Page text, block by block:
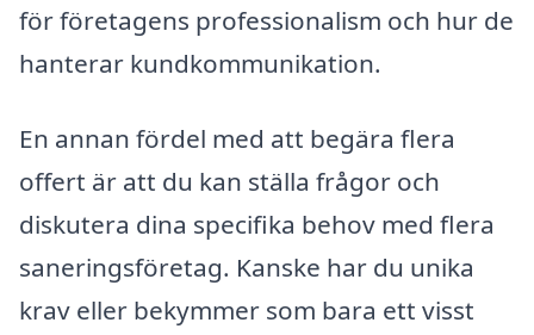
för företagens professionalism och hur de
hanterar kundkommunikation.
En annan fördel med att begära flera
offert är att du kan ställa frågor och
diskutera dina specifika behov med flera
saneringsföretag. Kanske har du unika
krav eller bekymmer som bara ett visst